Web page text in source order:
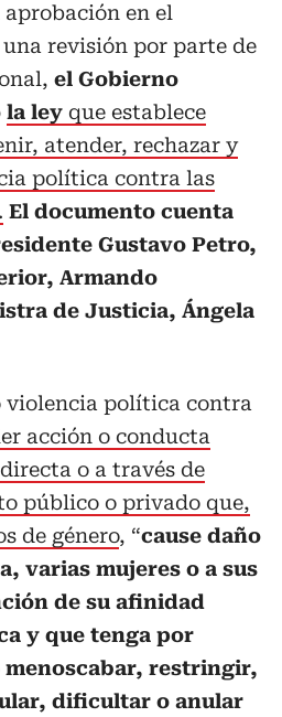
aprobación en el
una revisión por parte de
el Gobierno
la ley que establece
atender, rechazar y
política contra las
El documento cuenta
Gustavo Petro,
Armando
de Justicia, Ángela
violencia política contra
acción o conducta
o a través de
público o privado que,
de género, “cause daño
varias mujeres o a sus
de su afinidad
y que tenga por
restringir,
dificultar o anular